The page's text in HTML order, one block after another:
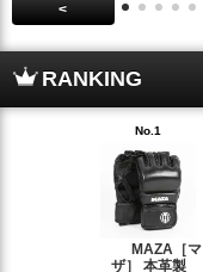
<
RANKING
No.1
MAZA［マ
ザ］ 本革製